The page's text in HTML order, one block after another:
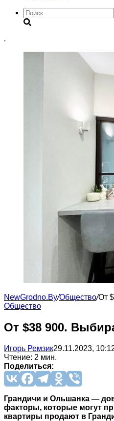
NewGrodno.By/Общество/От
Общество
От $38 900.
Игорь Ремзик29.11.2023,
Чтение: 2 мин.
Поделиться:
Грандичи и Ольшанка —
факторы, которые могут
квартиры продают в